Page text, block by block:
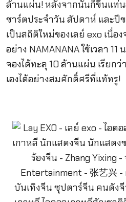
ล้านแผ่น! หลังจากนั้นก็ขึ้นแท่
ชาร์ตประจำวัน สัปดาห์ และปี
เป็นสถิติใหม่ของเลย์ exo เนื่
อย่าง NAMANANA ใช้เวลา
จองได้ทะลุ 10 ล้านแผ่น เรียก
เองได้อย่างสมศักดิ์ศรีที่แท้ทรู!